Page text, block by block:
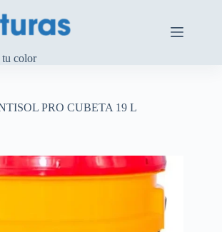
tu color
PRO CUBETA 19 L